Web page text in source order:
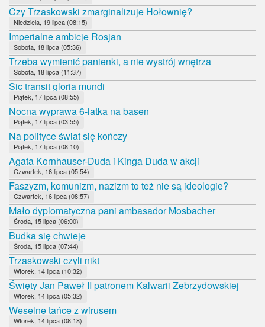
Czy Trzaskowski zmarginalizuje Hołownię?
Niedziela, 19 lipca (08:15)
Imperialne ambicje Rosjan
Sobota, 18 lipca (05:36)
Trzeba wymienić panienki, a nie wystrój wnętrza
Sobota, 18 lipca (11:37)
Sic transit gloria mundi
Piątek, 17 lipca (08:55)
Nocna wyprawa 6-latka na basen
Piątek, 17 lipca (03:55)
Na polityce świat się kończy
Piątek, 17 lipca (08:10)
Agata Kornhauser-Duda i Kinga Duda w akcji
Czwartek, 16 lipca (05:54)
Faszyzm, komunizm, nazizm to też nie są ideologie?
Czwartek, 16 lipca (08:57)
Mało dyplomatyczna pani ambasador Mosbacher
Środa, 15 lipca (06:00)
Budka się chwieje
Środa, 15 lipca (07:44)
Trzaskowski czyli nikt
Wtorek, 14 lipca (10:32)
Święty Jan Paweł II patronem Kalwarii Zebrzydowskiej
Wtorek, 14 lipca (05:32)
Weselne tańce z wirusem
Wtorek, 14 lipca (08:18)